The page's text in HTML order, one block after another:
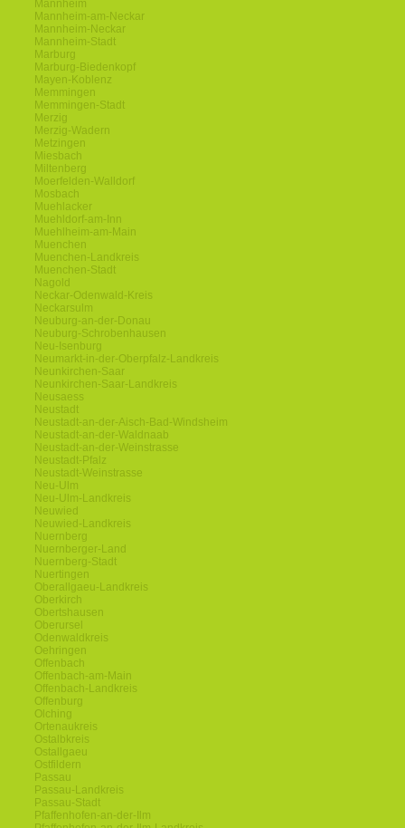
Mannheim
Mannheim-am-Neckar
Mannheim-Neckar
Mannheim-Stadt
Marburg
Marburg-Biedenkopf
Mayen-Koblenz
Memmingen
Memmingen-Stadt
Merzig
Merzig-Wadern
Metzingen
Miesbach
Miltenberg
Moerfelden-Walldorf
Mosbach
Muehlacker
Muehldorf-am-Inn
Muehlheim-am-Main
Muenchen
Muenchen-Landkreis
Muenchen-Stadt
Nagold
Neckar-Odenwald-Kreis
Neckarsulm
Neuburg-an-der-Donau
Neuburg-Schrobenhausen
Neu-Isenburg
Neumarkt-in-der-Oberpfalz-Landkreis
Neunkirchen-Saar
Neunkirchen-Saar-Landkreis
Neusaess
Neustadt
Neustadt-an-der-Aisch-Bad-Windsheim
Neustadt-an-der-Waldnaab
Neustadt-an-der-Weinstrasse
Neustadt-Pfalz
Neustadt-Weinstrasse
Neu-Ulm
Neu-Ulm-Landkreis
Neuwied
Neuwied-Landkreis
Nuernberg
Nuernberger-Land
Nuernberg-Stadt
Nuertingen
Oberallgaeu-Landkreis
Oberkirch
Obertshausen
Oberursel
Odenwaldkreis
Oehringen
Offenbach
Offenbach-am-Main
Offenbach-Landkreis
Offenburg
Olching
Ortenaukreis
Ostalbkreis
Ostallgaeu
Ostfildern
Passau
Passau-Landkreis
Passau-Stadt
Pfaffenhofen-an-der-Ilm